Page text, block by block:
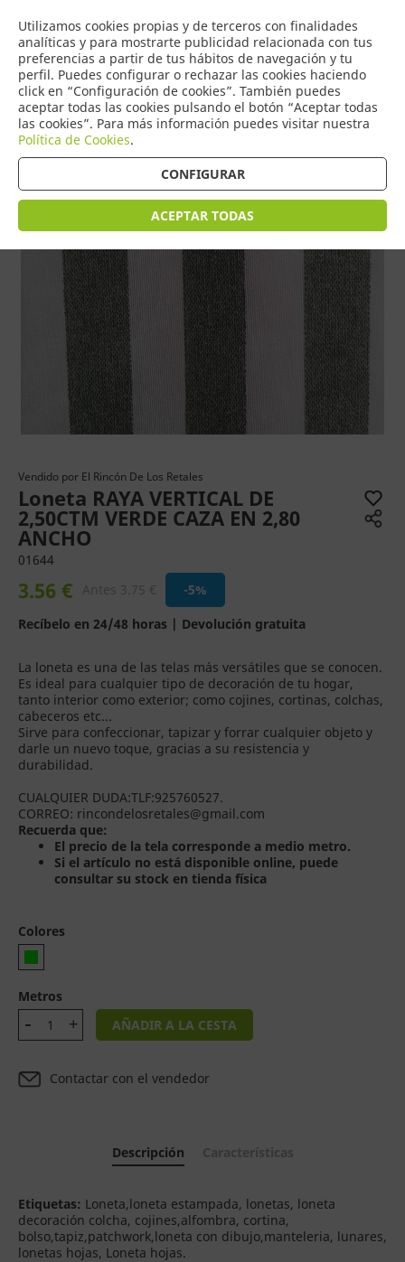
Utilizamos cookies propias y de terceros con finalidades
analíticas y para mostrarte publicidad relacionada con tus
preferencias a partir de tus hábitos de navegación y tu
perfil. Puedes configurar o rechazar las cookies haciendo
click en “Configuración de cookies”. También puedes
aceptar todas las cookies pulsando el botón “Aceptar todas
las cookies”. Para más información puedes visitar nuestra
Política de Cookies.
CONFIGURAR
ACEPTAR TODAS
0
COMERCIO
DE TORRIJOS
Tienda > HOGAR > LONETAS ESTAMPADAS
Vendido por El Rincón De Los Retales
Loneta RAYA VERTICAL DE
2,50CTM VERDE CAZA EN 2,80
ANCHO
01644
3.56 €
-5%
Recíbelo en 24/48 horas | Devolución gratuita
La loneta es una de las telas más versátiles que se conocen.
Es ideal para cualquier tipo de decoración de tu hogar,
tanto interior como exterior; como cojines, cortinas, colchas,
cabeceros etc...
Sirve para confeccionar, tapizar y forrar cualquier objeto y
darle un nuevo toque, gracias a su resistencia y
durabilidad.
CUALQUIER DUDA:TLF:925760527.
CORREO: rincondelosretales@gmail.com
Recuerda que:
El precio de la tela corresponde a medio metro.
Si el artículo no está disponible online, puede
consultar su stock en tienda física
Colores
Metros
AÑADIR A LA CESTA
Contactar con el vendedor
Descripción
Etiquetas: Loneta,loneta estampada, lonetas, loneta
decoración colcha, cojines,alfombra, cortina,
bolso,tapiz,patchwork,loneta con dibujo,manteleria, lunares,
lonetas hojas, Loneta hojas.